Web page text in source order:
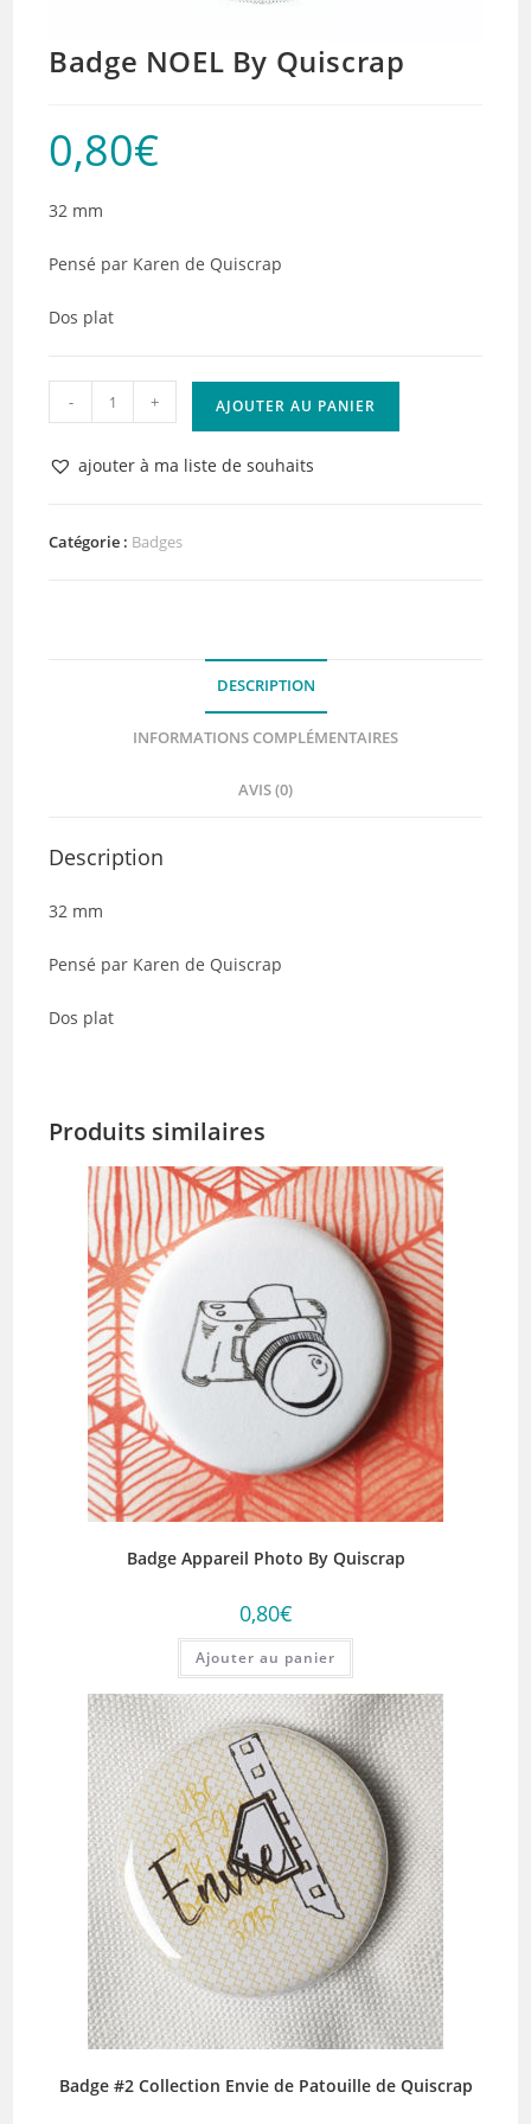
Badge NOEL By Quiscrap
0,80€
32 mm
Pensé par Karen de Quiscrap
Dos plat
quantité
de
Badge
NOEL
Quiscrap
- + AJOUTER AU PANIER
ajouter à ma liste de souhaits
Catégorie : Badges
DESCRIPTION
INFORMATIONS COMPLÉMENTAIRES
AVIS (0)
Description
32 mm
Pensé par Karen de Quiscrap
Dos plat
Produits similaires
Badge Appareil Photo By Quiscrap
0,80€
Ajouter au panier
Badge #2 Collection Envie de Patouille de Quiscrap